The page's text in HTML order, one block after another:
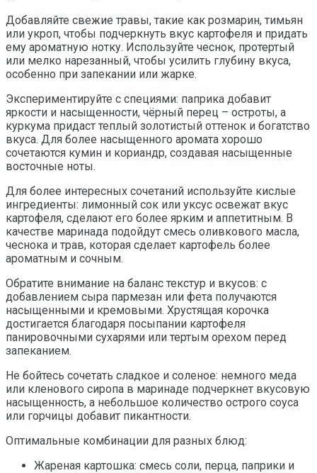
Добавляйте свежие травы, такие как розмарин, тимьян
или укроп, чтобы подчеркнуть вкус картофеля и придать
ему ароматную нотку. Используйте чеснок, протертый
или мелко нарезанный, чтобы усилить глубину вкуса,
особенно при запекании или жарке.
Экспериментируйте с специями: паприка добавит
яркости и насыщенности, чёрный перец – остроты, а
куркума придаст теплый золотистый оттенок и богатство
вкуса. Для более насыщенного аромата хорошо
сочетаются кумин и кориандр, создавая насыщенные
восточные ноты.
Для более интересных сочетаний используйте кислые
ингредиенты: лимонный сок или уксус освежат вкус
картофеля, сделают его более ярким и аппетитным. В
качестве маринада подойдут смесь оливкового масла,
чеснока и трав, которая сделает картофель более
ароматным и сочным.
Обратите внимание на баланс текстур и вкусов: с
добавлением сыра пармезан или фета получаются
насыщенными и кремовыми. Хрустящая корочка
достигается благодаря посыпании картофеля
панировочными сухарями или тертым орехом перед
запеканием.
Не бойтесь сочетать сладкое и соленое: немного меда
или кленового сиропа в маринаде подчеркнет вкусовую
насыщенность, а небольшое количество острого соуса
или горчицы добавит пикантности.
Оптимальные комбинации для разных блюд:
Жареная картошка: смесь соли, перца, паприки и